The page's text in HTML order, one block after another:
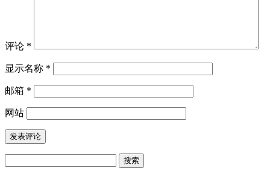
评论 *
显示名称 *
邮箱 *
网站